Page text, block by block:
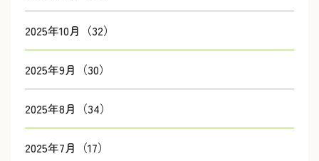
2025年10月（32）
2025年9月（30）
2025年8月（34）
2025年7月（17）